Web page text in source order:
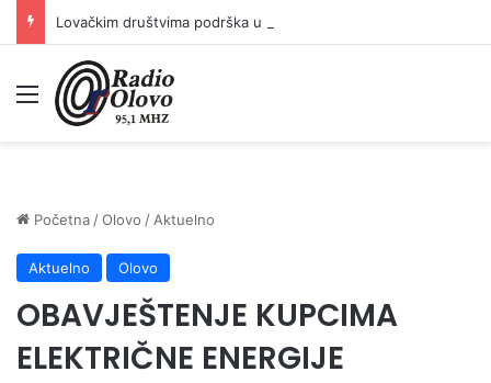
Lovačkim društvima podrška u iznosu od 138.000 KM
Meni
Početna /Olovo / Aktuelno
Aktuelno Olovo
OBAVJEŠTENJE KUPCIMA
ELEKTRIČNE ENERGIJE